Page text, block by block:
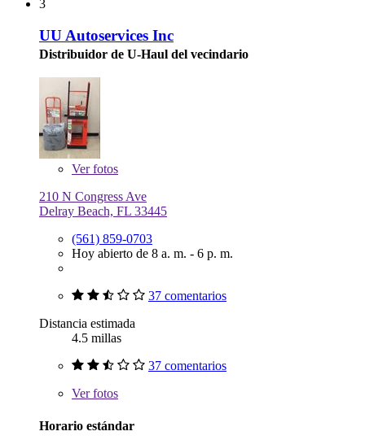
3
UU Autoservices Inc
Distribuidor de U-Haul del vecindario
Verfotos
210 N Congress Ave
Delray Beach, FL 33445
(561) 859-0703
Hoy abierto de 8 a. m. - 6 p. m.
37 comentarios
Distancia estimada
4.5 millas
37 comentarios
Verfotos
Horario estándar